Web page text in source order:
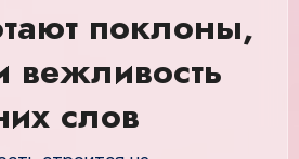
поклоны,
вежливость
слов